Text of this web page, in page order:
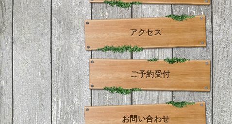
アクセス
ご予約受付
お問い合わせ